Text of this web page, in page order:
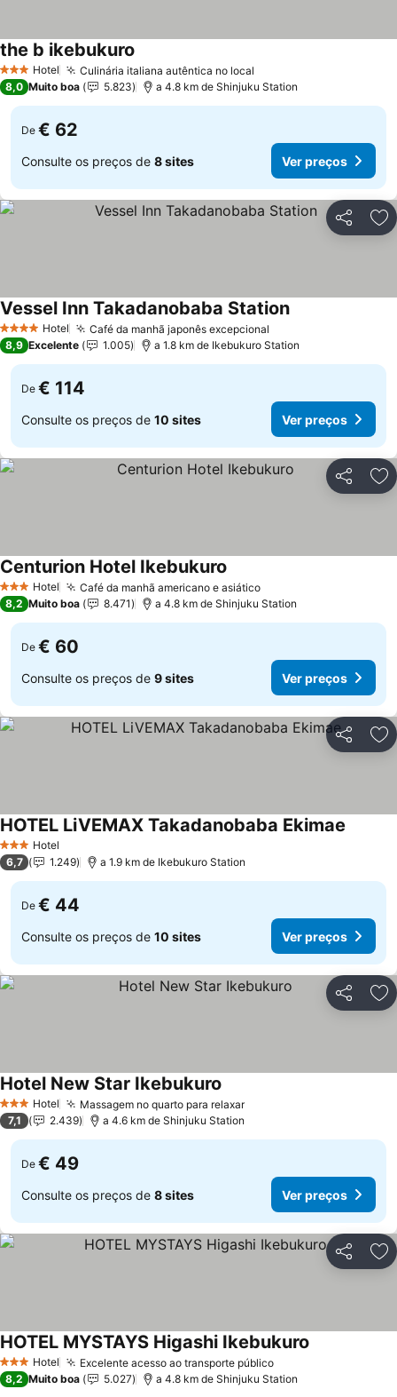
3 EstrelasHotel Culinária italiana autêntica no local
the b ikebukuro
8,0 Muito boa 5.823 a 4.8 km de Shinjuku Station
De € 62
Consulte os preços de 8 sites Ver preços
Partilhar
4 EstrelasHotel Café da manhã japonês excepcional
Vessel Inn Takadanobaba Station
8,9 Excelente 1.005 a 1.8 km de Ikebukuro Station
De € 114
Consulte os preços de 10 sites Ver preços
Partilhar
3 EstrelasHotel Café da manhã americano e asiático
Centurion Hotel Ikebukuro
8,2 Muito boa 8.471 a 4.8 km de Shinjuku Station
De € 60
Consulte os preços de 9 sites Ver preços
Partilhar
3 EstrelasHotel
HOTEL LiVEMAX Takadanobaba Ekimae
6,7 1.249 a 1.9 km de Ikebukuro Station
De € 44
Consulte os preços de 10 sites Ver preços
Partilhar
3 EstrelasHotel Massagem no quarto para relaxar
Hotel New Star Ikebukuro
7,1 2.439 a 4.6 km de Shinjuku Station
De € 49
Consulte os preços de 8 sites Ver preços
Partilhar
3 EstrelasHotel Excelente acesso ao transporte público
HOTEL MYSTAYS Higashi Ikebukuro
8,2 Muito boa 5.027 a 4.8 km de Shinjuku Station